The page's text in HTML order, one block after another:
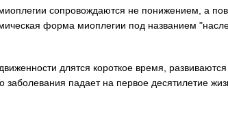
сопровождаются не понижением, а
форма миоплегии под названием
длятся короткое время,
падает на первое десятилетие